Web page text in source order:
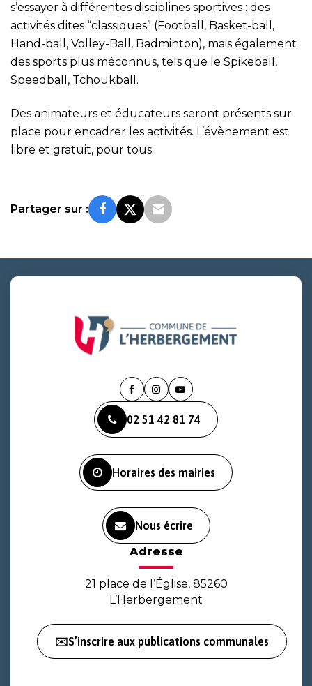
s’essayer à différentes disciplines sportives : des
activités dites “classiques” (Football, Basket-ball,
Hand-ball, Volley-Ball, Badminton), mais également
des sports plus méconnus, tels que le Spikeball,
Speedball, Tchoukball.
Des animateurs et éducateurs seront présents sur
place pour encadrer les activités. L’évènement est
libre et gratuit, pour tous.
Partager sur :
Lien
le
compte
Lien
le
compte
Lien
la
chaîne
02 51 42 81 74
Horaires des mairies
Nous écrire
Adresse
21 place de l’Église, 85260
L’Herbergement
✉️S’inscrire aux publications communales